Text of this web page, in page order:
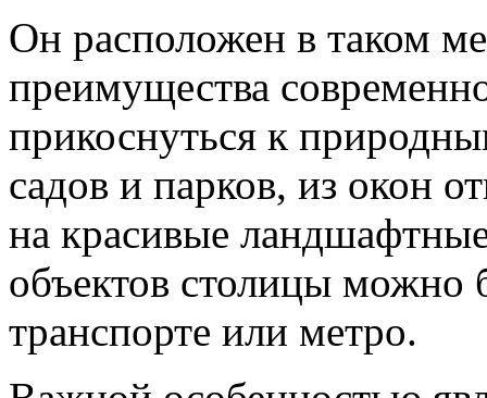
Он расположен в таком
преимущества
прикоснуться к
садов и парков, из окон
на красивые
объектов столицы можно
транспорте или метро.